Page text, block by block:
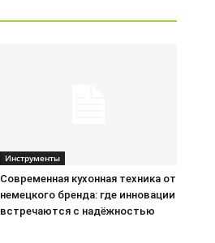
Инструменты
Современная кухонная техника от
немецкого бренда: где инновации
встречаются с надёжностью